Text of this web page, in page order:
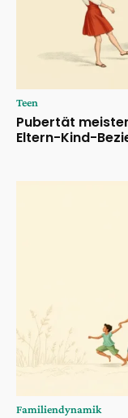
Teen
Pubertät
Eltern-Kind-
Familiendynamik